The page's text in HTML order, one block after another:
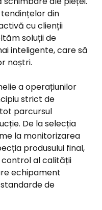
din
cu clienții
soluții de
inteligente, care să
noștri.
a operațiunilor
strict de
parcursul
De la selecția
la monitorizarea
produsului final,
al calității
echipament
de